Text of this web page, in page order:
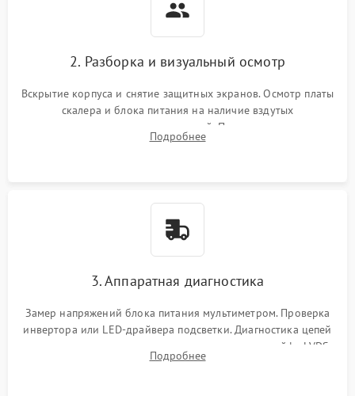
2. Разборка и визуальный осмотр
Вскрытие корпуса и снятие защитных экранов. Осмотр платы
скалера и блока питания на наличие вздутых
конденсаторов, прогаров, окислений. Проверка надежности
контактов и целостности шлейфов матрицы.
Подробнее
3. Аппаратная диагностика
Замер напряжений блока питания мультиметром. Проверка
инвертора или LED-драйвера подсветки. Диагностика цепей
питания скалера и тестирование сигналов на шлейфе LVDS
Подробнее